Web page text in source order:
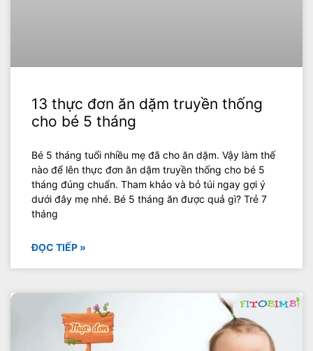
13 thực đơn ăn dặm truyền thống
cho bé 5 tháng
Bé 5 tháng tuổi nhiều mẹ đã cho ăn dặm. Vậy làm thế
nào để lên thực đơn ăn dặm truyền thống cho bé 5
tháng đúng chuẩn. Tham khảo và bỏ túi ngay gợi ý
dưới đây mẹ nhé. Bé 5 tháng ăn được quả gì? Trẻ 7
tháng
ĐỌC TIẾP »